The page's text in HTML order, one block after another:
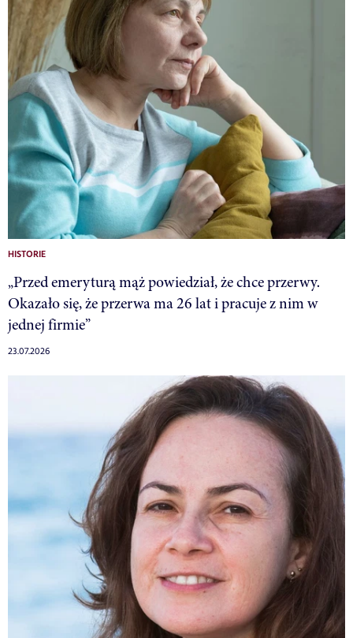
HISTORIE
„Przed emeryturą mąż powiedział, że chce przerwy.
Okazało się, że przerwa ma 26 lat i pracuje z nim w
jednej firmie”
23.07.2026